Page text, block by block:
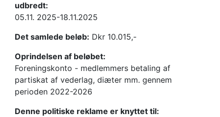
udbredt:
05.11. 2025-18.11.2025
Det samlede beløb: Dkr 10.015,-
Oprindelsen af beløbet:
Foreningskonto - medlemmers betaling af
partiskat af vederlag, diæter mm. gennem
perioden 2022-2026
Denne politiske reklame er knyttet til: